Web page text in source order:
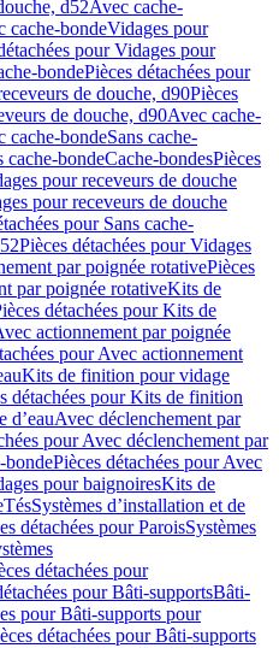
d52Avec cache-
cache-bondeVidages pour
pour Vidages pour
bondePièces détachées pour
de douche, d90Pièces
de douche, d90Avec cache-
cache-bondeSans cache-
cache-bondeCache-bondesPièces
pour receveurs de douche
pour receveurs de douche
pour Sans cache-
Pièces détachées pour Vidages
par poignée rotativePièces
par poignée rotativeKits de
détachées pour Kits de
actionnement par poignée
pour Avec actionnement
Kits de finition pour vidage
détachées pour Kits de finition
d’eauAvec déclenchement par
pour Avec déclenchement par
bondePièces détachées pour Avec
pour baignoiresKits de
TésSystèmes d’installation et de
détachées pour ParoisSystèmes
détachées pour
pour Bâti-supportsBâti-
pour Bâti-supports pour
détachées pour Bâti-supports